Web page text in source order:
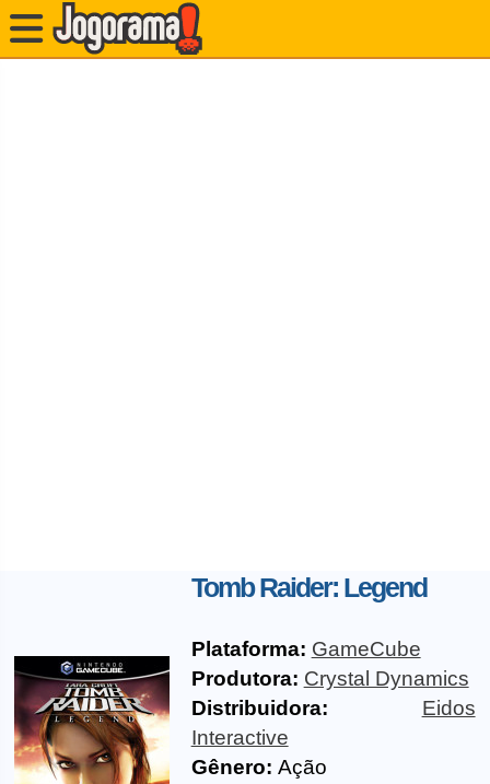
Tomb Raider: Legend
Plataforma: GameCube
Produtora: Crystal Dynamics
Distribuidora:
Eidos
Interactive
Gênero: Ação